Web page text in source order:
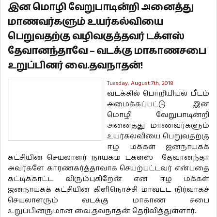
இன மொழி வேறுபாடின்றி அனைத்து
மாணவர்களும் உயர்கல்வியை
பெறுவதற்கு வழிவகுத்தவர் டக்ளஸ்
தேவானந்தாவே – வடக்கு மாகாணசபை
உறுப்பினர் வை.தவநாதன்!
Tuesday, August 7th, 2018
வடக்கில் பொறியியல் பீடம்
அமைக்கப்பட்டு இன
மொழி வேறுபாடின்றி
அனைத்து மாணவர்களும்
உயர்கல்வியை பெறுவதற்கு
ஈழ மக்கள் ஜனநாயகக்
கட்சியின் செயலாளர் நாயகம் டக்ளஸ் தேவானந்தா
அவர்களே காரணகர்த்தாவாக செயற்பட்டவர் என்பதை
சுட்டிக்காட்ட விரும்புகிறேன் என ஈழ மக்கள்
ஜனநாயகக் கட்சியின் கிளிநொச்சி மாவட்ட நிர்வாகச்
செயலாளரும் வடக்கு மாகாண சபை
உறுப்பினருமான வை.தவநாதன் தெரிவித்துள்ளார்.